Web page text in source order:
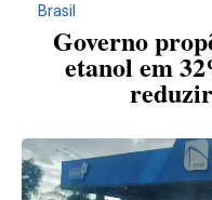
Brasil
Governo
etanol em